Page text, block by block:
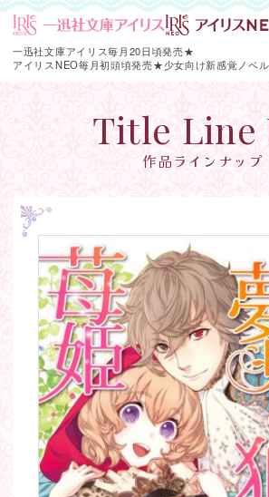
一迅社文庫アイリス毎月20日頃発売★
アイリスNEO毎月初頭頃発売★少女向け新感覚ノベル
Title Line
作品ラインナップ